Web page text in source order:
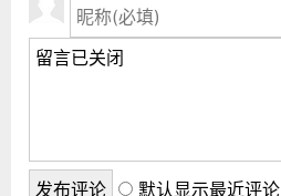
默认显示最近评论